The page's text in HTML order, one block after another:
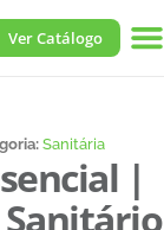
Ver Catálogo
Sanitária
|